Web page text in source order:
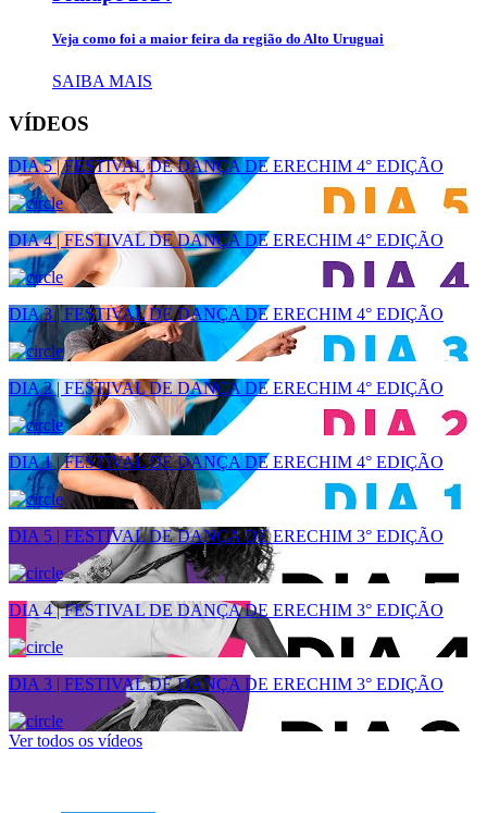
Veja como foi a maior feira da região do Alto Uruguai
SAIBA MAIS
VÍDEOS
DIA 5 | FESTIVAL DE DANÇA DE ERECHIM 4° EDIÇÃO
DIA 4 | FESTIVAL DE DANÇA DE ERECHIM 4° EDIÇÃO
DIA 3 | FESTIVAL DE DANÇA DE ERECHIM 4° EDIÇÃO
DIA 2 | FESTIVAL DE DANÇA DE ERECHIM 4° EDIÇÃO
DIA 1 | FESTIVAL DE DANÇA DE ERECHIM 4° EDIÇÃO
DIA 5 | FESTIVAL DE DANÇA DE ERECHIM 3° EDIÇÃO
DIA 4 | FESTIVAL DE DANÇA DE ERECHIM 3° EDIÇÃO
DIA 3 | FESTIVAL DE DANÇA DE ERECHIM 3° EDIÇÃO
Ver todos os vídeos